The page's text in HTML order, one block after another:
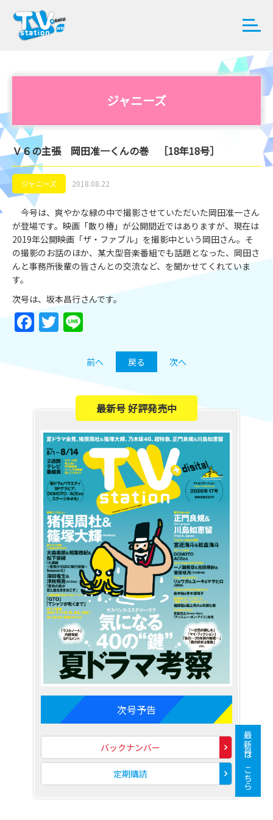
ジャニーズ
Ｖ６の主張 岡田准一くんの巻 ［18年18号］
ジャニーズ 2018.08.22
今号は、爽やかな緑の中で撮影させていただいた岡田准一さん
が登場です。映画「散り椿」が公開間近ではありますが、現在は
2019年公開映画「ザ・ファブル」を撮影中という岡田さん。そ
の撮影のお話のほか、某大型音楽番組でも話題となった、岡田さ
んと事務所後輩の皆さんとの交流など、を聞かせてくれていま
す。
次号は、坂本昌行さんです。
Facebook
Twitter
前へ 戻る 次へ
最新号 好評発売中
次号予告
バックナンバー
定期購読 最新号はこちら